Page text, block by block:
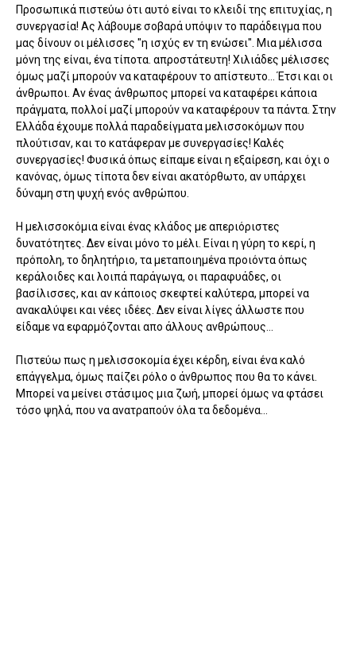
Προσωπικά πιστεύω ότι αυτό είναι το κλειδί της επιτυχίας, η
συνεργασία! Ας λάβουμε σοβαρά υπόψιν το παράδειγμα που
μας δίνουν οι μέλισσες "η ισχύς εν τη ενώσει". Μια μέλισσα
μόνη της είναι, ένα τίποτα. απροστάτευτη! Χιλιάδες μέλισσες
όμως μαζί μπορούν να καταφέρουν το απίστευτο... Έτσι και οι
άνθρωποι. Αν ένας άνθρωπος μπορεί να καταφέρει κάποια
πράγματα, πολλοί μαζί μπορούν να καταφέρουν τα πάντα. Στην
Ελλάδα έχουμε πολλά παραδείγματα μελισσοκόμων που
πλούτισαν, και το κατάφεραν με συνεργασίες! Καλές
συνεργασίες! Φυσικά όπως είπαμε είναι η εξαίρεση, και όχι ο
κανόνας, όμως τίποτα δεν είναι ακατόρθωτο, αν υπάρχει
δύναμη στη ψυχή ενός ανθρώπου.
Η μελισσοκόμια είναι ένας κλάδος με απεριόριστες
δυνατότητες. Δεν είναι μόνο το μέλι. Είναι η γύρη το κερί, η
πρόπολη, το δηλητήριο, τα μεταποιημένα προιόντα όπως
κεράλοιδες και λοιπά παράγωγα, οι παραφυάδες, οι
βασίλισσες, και αν κάποιος σκεφτεί καλύτερα, μπορεί να
ανακαλύψει και νέες ιδέες. Δεν είναι λίγες άλλωστε που
είδαμε να εφαρμόζονται απο άλλους ανθρώπους...
Πιστεύω πως η μελισσοκομία έχει κέρδη, είναι ένα καλό
επάγγελμα, όμως παίζει ρόλο ο άνθρωπος που θα το κάνει.
Μπορεί να μείνει στάσιμος μια ζωή, μπορεί όμως να φτάσει
τόσο ψηλά, που να ανατραπούν όλα τα δεδομένα...